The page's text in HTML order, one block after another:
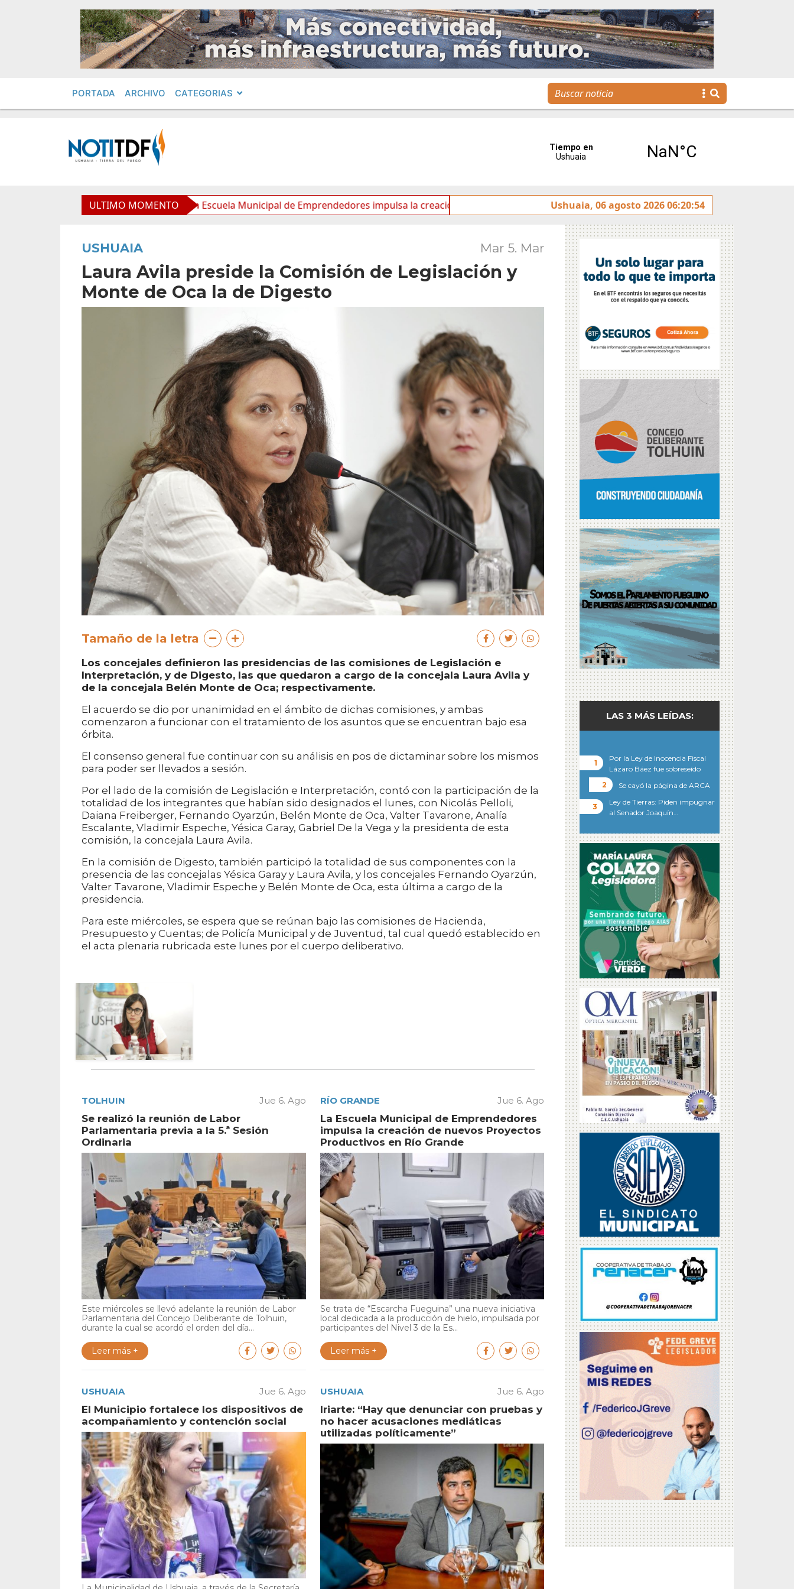
PORTADA ARCHIVO CATEGORIAS
ULTIMO MOMENTO
a la 5.ª Sesión Ordinaria La Escuela Municipal de Emprendedores impulsa la creación de nuevos Proyectos Productivos en Río Grande El Municipio fortalece los
Ushuaia, 06 agosto 2026 06:20:54
USHUAIA Mar 5. Mar
Laura Avila preside la Comisión de Legislación y
Monte de Oca la de Digesto
Tamaño de la letra
Los concejales definieron las presidencias de las comisiones de Legislación e
Interpretación, y de Digesto, las que quedaron a cargo de la concejala Laura Avila y
de la concejala Belén Monte de Oca; respectivamente.
El acuerdo se dio por unanimidad en el ámbito de dichas comisiones, y ambas
comenzaron a funcionar con el tratamiento de los asuntos que se encuentran bajo esa
órbita.
El consenso general fue continuar con su análisis en pos de dictaminar sobre los mismos
para poder ser llevados a sesión.
Por el lado de la comisión de Legislación e Interpretación, contó con la participación de la
totalidad de los integrantes que habían sido designados el lunes, con Nicolás Pelloli,
Daiana Freiberger, Fernando Oyarzún, Belén Monte de Oca, Valter Tavarone, Analía
Escalante, Vladimir Espeche, Yésica Garay, Gabriel De la Vega y la presidenta de esta
comisión, la concejala Laura Avila.
En la comisión de Digesto, también participó la totalidad de sus componentes con la
presencia de las concejalas Yésica Garay y Laura Avila, y los concejales Fernando Oyarzún,
Valter Tavarone, Vladimir Espeche y Belén Monte de Oca, esta última a cargo de la
presidencia.
Para este miércoles, se espera que se reúnan bajo las comisiones de Hacienda,
Presupuesto y Cuentas; de Policía Municipal y de Juventud, tal cual quedó establecido en
el acta plenaria rubricada este lunes por el cuerpo deliberativo.
TOLHUIN Jue 6. Ago
Se realizó la reunión de Labor
Parlamentaria previa a la 5.ª Sesión
Ordinaria
Este miércoles se llevó adelante la reunión de Labor
Parlamentaria del Concejo Deliberante de Tolhuin,
durante la cual se acordó el orden del día...
Leer más +
RÍO GRANDE Jue 6. Ago
La Escuela Municipal de Emprendedores
impulsa la creación de nuevos Proyectos
Productivos en Río Grande
Se trata de “Escarcha Fueguina” una nueva iniciativa
local dedicada a la producción de hielo, impulsada por
participantes del Nivel 3 de la Es...
Leer más +
USHUAIA Jue 6. Ago
El Municipio fortalece los dispositivos de
acompañamiento y contención social
USHUAIA Jue 6. Ago
Iriarte: “Hay que denunciar con pruebas y
no hacer acusaciones mediáticas
utilizadas políticamente”
LAS 3 MÁS LEÍDAS:
Por la Ley de Inocencia Fiscal
Lázaro Báez fue sobreseído
Se cayó la página de ARCA
Ley de Tierras: Piden impugnar
al Senador Joaquín…